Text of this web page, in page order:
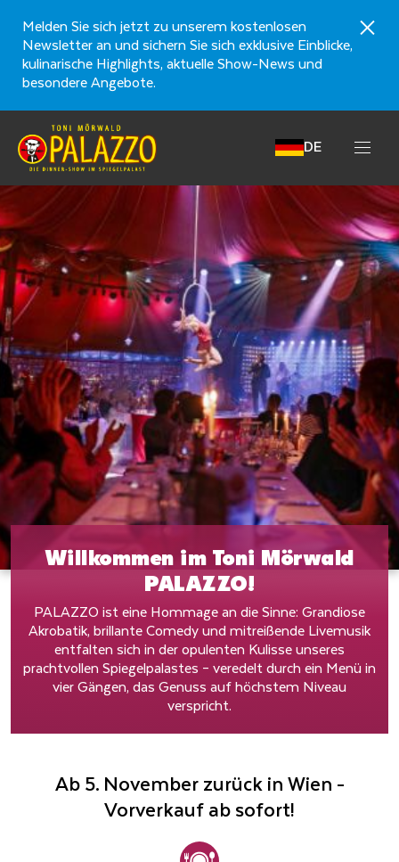
Melden Sie sich jetzt zu unserem kostenlosen
Newsletter an und sichern Sie sich exklusive Einblicke,
kulinarische Highlights, aktuelle Show-News und
besondere Angebote.
DE
Willkommen im Toni Mörwald
PALAZZO!
PALAZZO ist eine Hommage an die Sinne: Grandiose
Akrobatik, brillante Comedy und mitreißende Livemusik
entfalten sich in der opulenten Kulisse unseres
prachtvollen Spiegelpalastes – veredelt durch ein Menü in
vier Gängen, das Genuss auf höchstem Niveau
verspricht.
Ab 5. November zurück in Wien -
Vorverkauf ab sofort!